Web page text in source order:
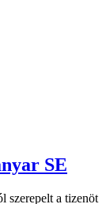
SE
szerepelt a tizenöt